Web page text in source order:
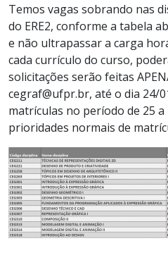
Temos vagas sobrando nas
do ERE2, conforme a tabela
e não ultrapassar a carga
cada currículo do curso,
solicitações serão feitas
cegraf@ufpr.br, até o dia 24/
matrículas no período de 25
prioridades normais de